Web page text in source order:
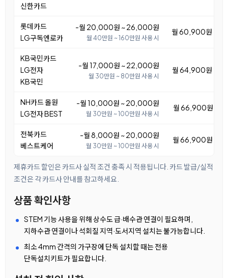
신한카드
롯데카드
LG구독엔로카
-월 20,000원 ~ 26,000원
월 40만원 ~ 160만원 사용 시
월 60,900원 ~
KB국민카드
LG전자
KB국민
-월 17,000원 ~ 22,000원
월 30만원 ~ 80만원 사용 시
월 64,900원 ~
NH카드 올원
LG전자 BEST
-월 10,000원 ~ 20,000원
월 30만원 ~ 100만원 사용 시
월 66,900원 ~
전북카드
베스트케어
-월 8,000원 ~ 20,000원
월 30만원 ~ 100만원 사용 시
월 66,900원 ~
제휴카드 할인은 카드사 실적 조건 충족 시 적용됩니다. 카드 발급/실적
조건은 각 카드사 안내를 참고하세요.
상품 확인사항
STEM 기능 사용을 위해 상수도 급·배수관 연결이 필요하며,
지하수관 연결이나 석회질 지역·도서지역 설치는 불가능합니다.
최소 4mm 간격의 가구장에 단독 설치할 때는 전용
단독설치키트가 필요합니다.